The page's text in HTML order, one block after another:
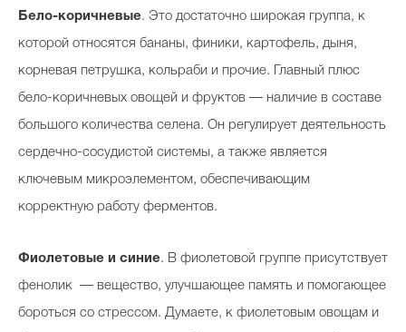
Бело-коричневые. Это достаточно широкая группа, к
которой относятся бананы, финики, картофель, дыня,
корневая петрушка, кольраби и прочие. Главный плюс
бело-коричневых овощей и фруктов — наличие в составе
большого количества селена. Он регулирует деятельность
сердечно-сосудистой системы, а также является
ключевым микроэлементом, обеспечивающим
корректную работу ферментов.
Фиолетовые и синие. В фиолетовой группе присутствует
фенолик — вещество, улучшающее память и помогающее
бороться со стрессом. Думаете, к фиолетовым овощам и